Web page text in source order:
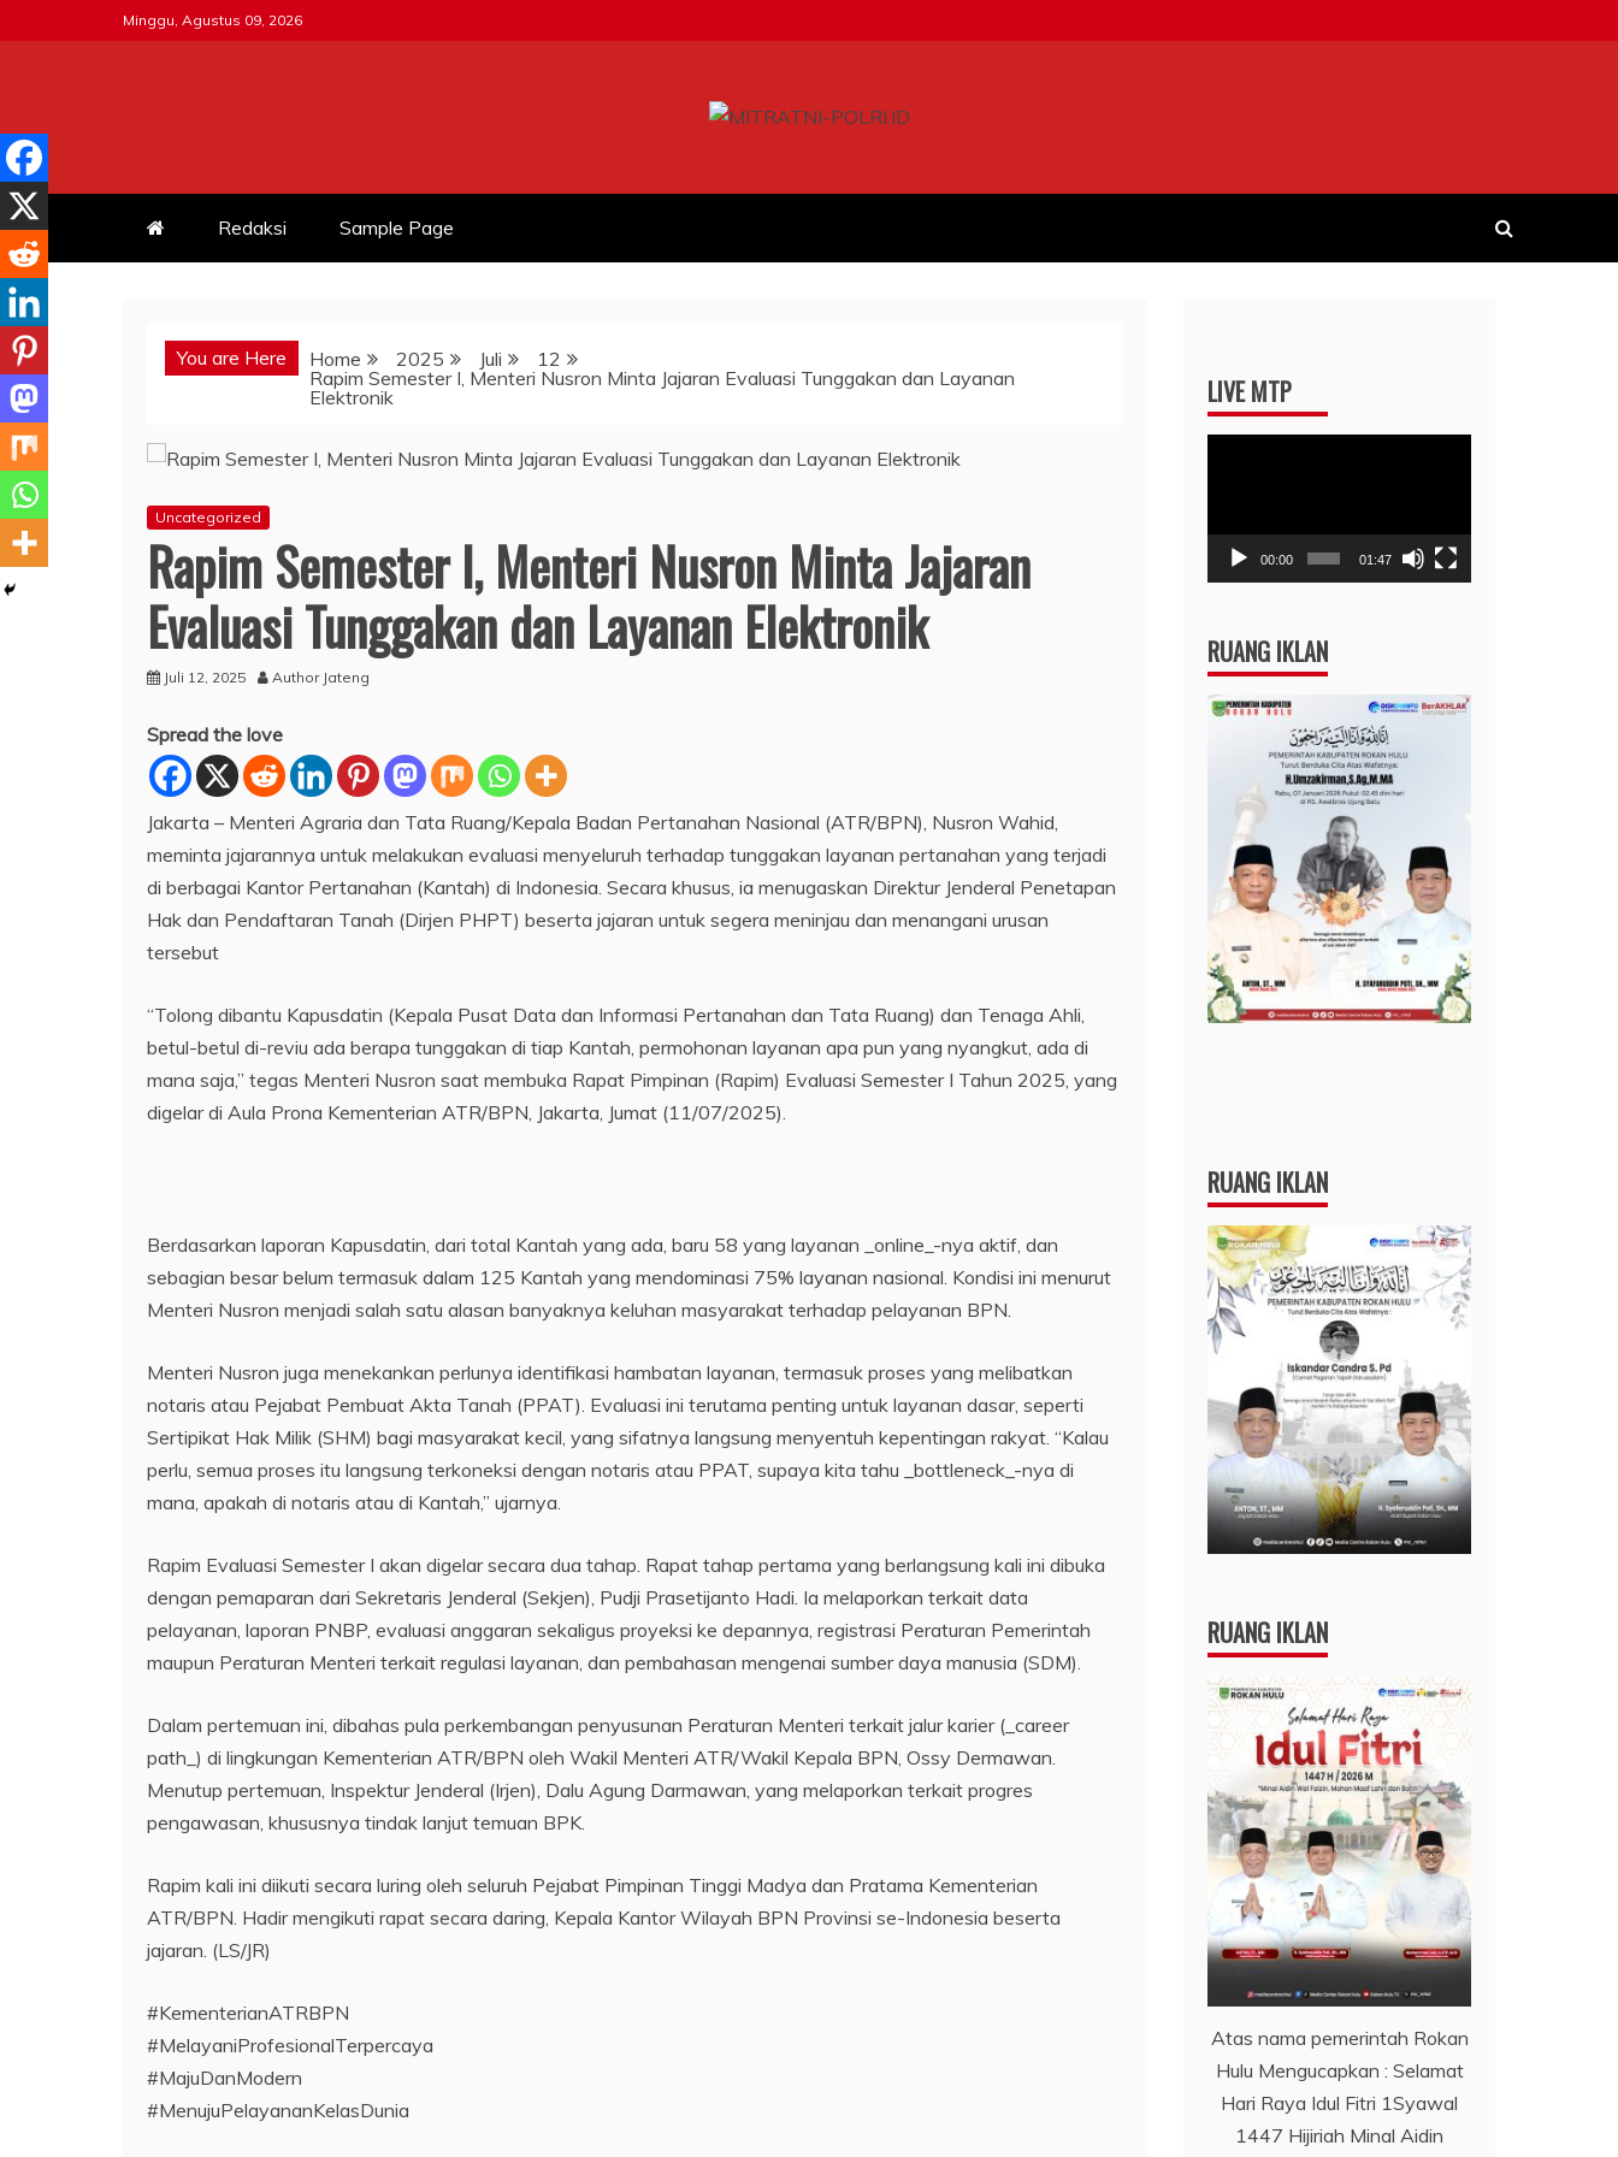
to
Minggu, Agustus 09, 2026
Redaksi Sample Page
You are Here Home 2025 Juli
12
Rapim Semester I, Menteri Nusron Minta Jajaran Evaluasi Tunggakan dan Layanan
Elektronik
Uncategorized
Rapim Semester I, Menteri Nusron Minta Jajaran
Evaluasi Tunggakan dan Layanan Elektronik
Juli 12, 2025 Author Jateng
Spread the love
Jakarta – Menteri Agraria dan Tata Ruang/Kepala Badan Pertanahan Nasional (ATR/BPN), Nusron Wahid,
meminta jajarannya untuk melakukan evaluasi menyeluruh terhadap tunggakan layanan pertanahan yang terjadi
di berbagai Kantor Pertanahan (Kantah) di Indonesia. Secara khusus, ia menugaskan Direktur Jenderal Penetapan
Hak dan Pendaftaran Tanah (Dirjen PHPT) beserta jajaran untuk segera meninjau dan menangani urusan
tersebut
“Tolong dibantu Kapusdatin (Kepala Pusat Data dan Informasi Pertanahan dan Tata Ruang) dan Tenaga Ahli,
betul-betul di-reviu ada berapa tunggakan di tiap Kantah, permohonan layanan apa pun yang nyangkut, ada di
mana saja,” tegas Menteri Nusron saat membuka Rapat Pimpinan (Rapim) Evaluasi Semester I Tahun 2025, yang
digelar di Aula Prona Kementerian ATR/BPN, Jakarta, Jumat (11/07/2025).
Berdasarkan laporan Kapusdatin, dari total Kantah yang ada, baru 58 yang layanan _online_-nya aktif, dan
sebagian besar belum termasuk dalam 125 Kantah yang mendominasi 75% layanan nasional. Kondisi ini menurut
Menteri Nusron menjadi salah satu alasan banyaknya keluhan masyarakat terhadap pelayanan BPN.
Menteri Nusron juga menekankan perlunya identifikasi hambatan layanan, termasuk proses yang melibatkan
notaris atau Pejabat Pembuat Akta Tanah (PPAT). Evaluasi ini terutama penting untuk layanan dasar, seperti
Sertipikat Hak Milik (SHM) bagi masyarakat kecil, yang sifatnya langsung menyentuh kepentingan rakyat. “Kalau
perlu, semua proses itu langsung terkoneksi dengan notaris atau PPAT, supaya kita tahu _bottleneck_-nya di
mana, apakah di notaris atau di Kantah,” ujarnya.
Rapim Evaluasi Semester I akan digelar secara dua tahap. Rapat tahap pertama yang berlangsung kali ini dibuka
dengan pemaparan dari Sekretaris Jenderal (Sekjen), Pudji Prasetijanto Hadi. Ia melaporkan terkait data
pelayanan, laporan PNBP, evaluasi anggaran sekaligus proyeksi ke depannya, registrasi Peraturan Pemerintah
maupun Peraturan Menteri terkait regulasi layanan, dan pembahasan mengenai sumber daya manusia (SDM).
Dalam pertemuan ini, dibahas pula perkembangan penyusunan Peraturan Menteri terkait jalur karier (_career
path_) di lingkungan Kementerian ATR/BPN oleh Wakil Menteri ATR/Wakil Kepala BPN, Ossy Dermawan.
Menutup pertemuan, Inspektur Jenderal (Irjen), Dalu Agung Darmawan, yang melaporkan terkait progres
pengawasan, khususnya tindak lanjut temuan BPK.
Rapim kali ini diikuti secara luring oleh seluruh Pejabat Pimpinan Tinggi Madya dan Pratama Kementerian
ATR/BPN. Hadir mengikuti rapat secara daring, Kepala Kantor Wilayah BPN Provinsi se-Indonesia beserta
jajaran. (LS/JR)
#KementerianATRBPN
#MelayaniProfesionalTerpercaya
#MajuDanModern
#MenujuPelayananKelasDunia
LIVE MTP
00:00 01:47
RUANG IKLAN
RUANG IKLAN
RUANG IKLAN
Atas nama pemerintah Rokan
Hulu Mengucapkan : Selamat
Hari Raya Idul Fitri 1Syawal
1447 Hijiriah Minal Aidin